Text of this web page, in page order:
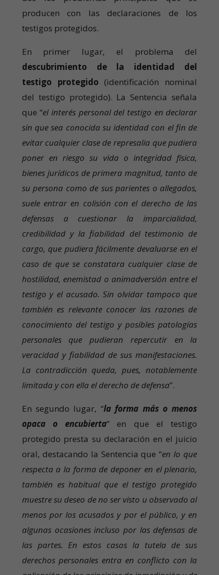
producen con las declaraciones de los
testigos protegidos.
En primer lugar, el problema del
descubrimiento de la identidad del
testigo protegido (identificación nominal
del testigo protegido). La Sentencia señala
que “el interés personal del testigo en declarar
sin que sea conocida su identidad con el fin de
evitar cualquier clase de represalia que pudiera
poner en riesgo su vida o integridad física,
bienes jurídicos de primera magnitud, tanto de
su persona como de sus parientes o allegados,
suele entrar en colisión con el derecho de las
defensas a cuestionar la imparcialidad,
credibilidad y la fiabilidad del testimonio de
cargo, que pudiera fácilmente devaluarse en el
caso de que se constatara cualquier clase de
hostilidad, enemistad o animadversión entre el
testigo y el acusado. Sin olvidar tampoco que
también es relevante conocer las razones de
conocimiento del testigo y posibles patologías
personales que pudieran repercutir en la
veracidad y fiabilidad de sus manifestaciones.
La contradicción queda, pues, notablemente
limitada y con ella el derecho de defensa”.
En segundo lugar, “la forma más o menos
opaca o encubierta” en que el testigo
protegido presta su declaración en el juicio
oral, destacando la Sentencia que “en lo que
respecta a la forma de deponer en el plenario,
también es habitual que el testigo protegido
muestre su deseo de no ser visto u observado al
menos por los acusados y por el público, y en
algunas ocasiones incluso por las defensas de
las partes. En estos casos la tutela de sus
derechos personales entra en conflicto con la